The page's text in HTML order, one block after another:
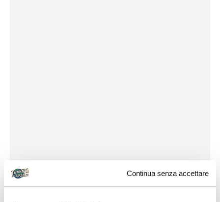
Continua senza accettare